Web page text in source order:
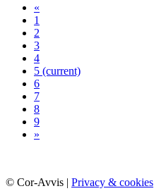
«
1
2
3
4
5 (current)
6
7
8
9
»
© Cor-Avvis | Privacy & cookies